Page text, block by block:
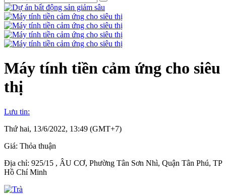
Máy tính tiền cảm ứng cho siêu
thị
Lưu tin:
Thứ hai, 13/6/2022, 13:49 (GMT+7)
Giá: Thỏa thuận
Địa chỉ: 925/15 , ÂU CƠ, Phường Tân Sơn Nhì, Quận Tân Phú, TP
Hồ Chí Minh